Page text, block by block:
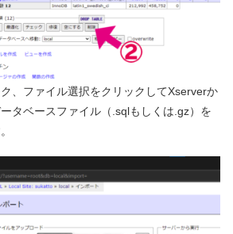
、ファイル選択をクリックしてXserverか
タベースファイル（.sqlもしくは.gz）を